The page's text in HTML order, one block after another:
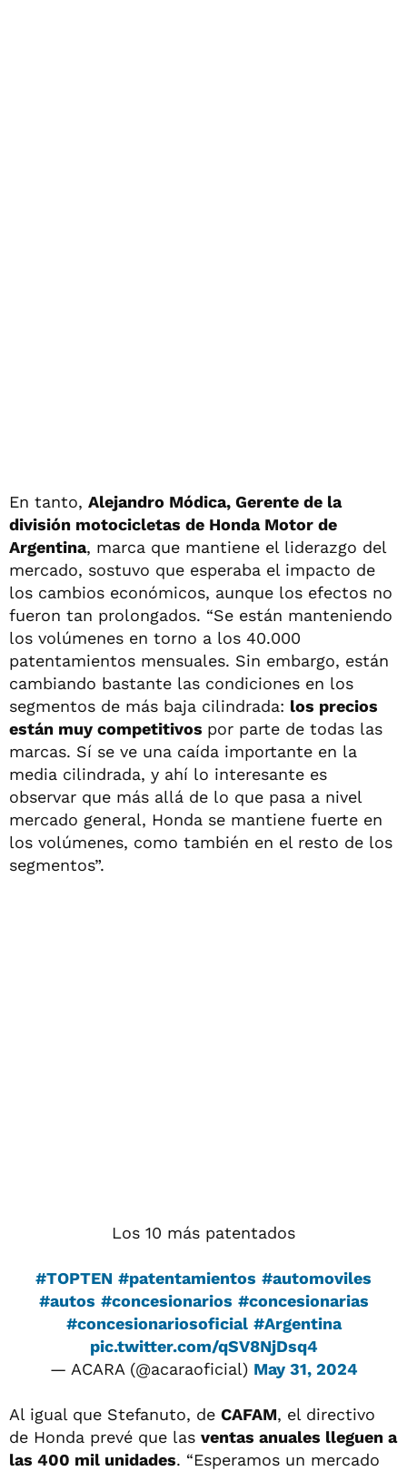
En tanto, Alejandro Módica, Gerente de la
división motocicletas de Honda Motor de
Argentina, marca que mantiene el liderazgo del
mercado, sostuvo que esperaba el impacto de
los cambios económicos, aunque los efectos no
fueron tan prolongados. “Se están manteniendo
los volúmenes en torno a los 40.000
patentamientos mensuales. Sin embargo, están
cambiando bastante las condiciones en los
segmentos de más baja cilindrada: los precios
están muy competitivos por parte de todas las
marcas. Sí se ve una caída importante en la
media cilindrada, y ahí lo interesante es
observar que más allá de lo que pasa a nivel
mercado general, Honda se mantiene fuerte en
los volúmenes, como también en el resto de los
segmentos”.
Los 10 más patentados
#TOPTEN #patentamientos #automoviles
#autos #concesionarios #concesionarias
#concesionariosoficial #Argentina
pic.twitter.com/qSV8NjDsq4
— ACARA (@acaraoficial) May 31, 2024
Al igual que Stefanuto, de CAFAM, el directivo
de Honda prevé que las ventas anuales lleguen a
las 400 mil unidades. “Esperamos un mercado